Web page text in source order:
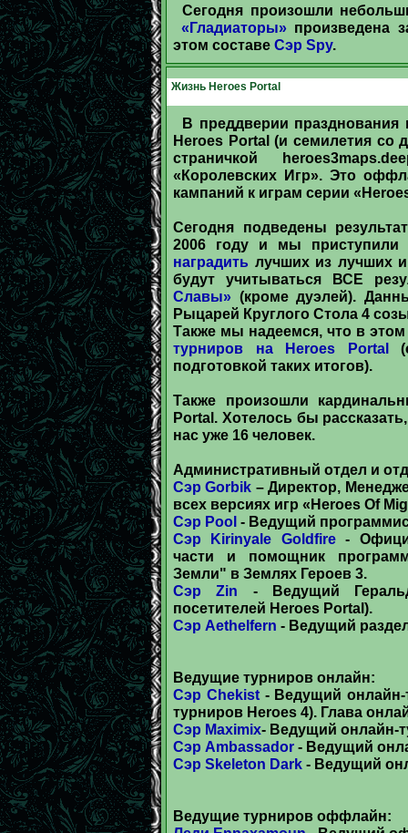
Сегодня произошли
«Гладиаторы»произведена
этом составе Сэр Spy.
Жизнь Heroes Portal
В преддверии празднования
Heroes Portal (и семилетия со
страничкой
«Королевских Игр». Это
кампаний к играм серии
Сегодня подведены
2006 году и мы приступили
наградить лучших из лучших
будут учитываться ВСЕ
Славы» (кроме дуэлей).
Рыцарей Круглого Стола 4
Также мы надеемся, что в
турниров на Heroes Portal
подготовкой таких итогов).
Также произошли
Portal. Хотелось бы
нас уже 16 человек.
Административный отдел и
Сэр Gorbik – Директор,
всех версиях игр «Heroes Of
Сэр Pool - Ведущий
Сэр Kirinyale Goldfire-
части и помощник
Земли" в Землях Героев 3.
Сэр Zin - Ведущий
посетителей Heroes Portal).
Сэр Aethelfern - Ведущий
Ведущие турниров онлайн:
Сэр Chekist- Ведущий онлайн-
турниров Heroes 4). Глава
Сэр Maximix- Ведущий онлайн-
Сэр Ambassador - Ведущий
Сэр Skeleton Dark - Ведущий
Ведущие турниров оффлайн: